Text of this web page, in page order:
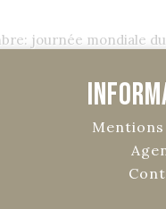
journée mondiale
Mentions